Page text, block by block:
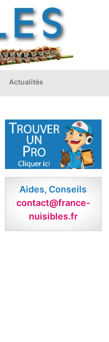
Actualités
biologique,
Aides, Conseils
contact@france-
nuisibles.fr